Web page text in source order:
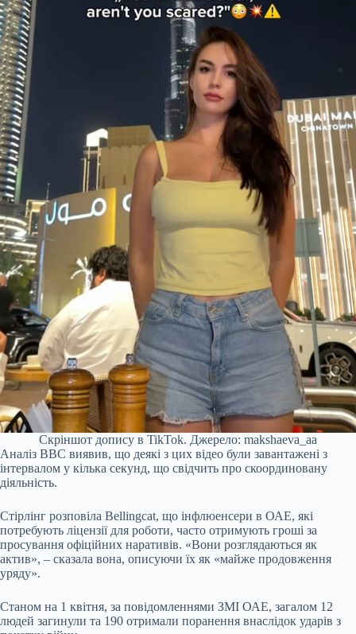
Скріншот допису в TikTok. Джерело: makshaeva_aa
Аналіз BBC виявив, що деякі з цих відео були завантажені з
інтервалом у кілька секунд, що свідчить про скоординовану
діяльність.
Стірлінг розповіла Bellingcat, що інфлюенсери в ОАЕ, які
потребують ліцензії для роботи, часто отримують гроші за
просування офіційних наративів. «Вони розглядаються як
актив», – сказала вона, описуючи їх як «майже продовження
уряду».
Станом на 1 квітня, за повідомленнями ЗМІ ОАЕ, загалом 12
людей загинули та 190 отримали поранення внаслідок ударів з